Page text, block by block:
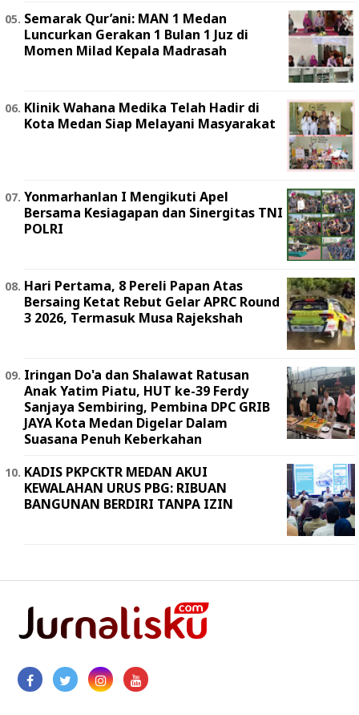
Semarak Qur’ani: MAN 1 Medan
Luncurkan Gerakan 1 Bulan 1 Juz di
Momen Milad Kepala Madrasah
Klinik Wahana Medika Telah Hadir di
Kota Medan Siap Melayani Masyarakat
Yonmarhanlan I Mengikuti Apel
Bersama Kesiagapan dan Sinergitas TNI
POLRI
Hari Pertama, 8 Pereli Papan Atas
Bersaing Ketat Rebut Gelar APRC Round
3 2026, Termasuk Musa Rajekshah
Iringan Do'a dan Shalawat Ratusan
Anak Yatim Piatu, HUT ke-39 Ferdy
Sanjaya Sembiring, Pembina DPC GRIB
JAYA Kota Medan Digelar Dalam
Suasana Penuh Keberkahan
KADIS PKPCKTR MEDAN AKUI
KEWALAHAN URUS PBG: RIBUAN
BANGUNAN BERDIRI TANPA IZIN